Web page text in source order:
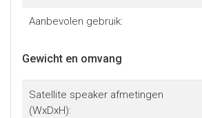
Aanbevolen gebruik:
Gewicht en omvang
Satellite speaker afmetingen
(WxDxH):